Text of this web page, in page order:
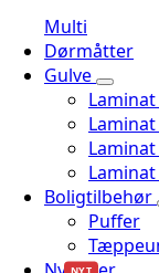
Multi
Dørmåtter
Gulve
Boligtilbehør
Puffer
NYT